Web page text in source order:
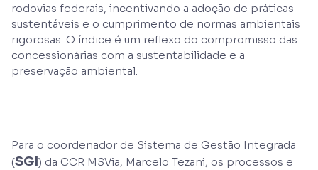
rodovias federais, incentivando a adoção de práticas
sustentáveis e o cumprimento de normas ambientais
rigorosas. O índice é um reflexo do compromisso das
concessionárias com a sustentabilidade e a
preservação ambiental.
Para o coordenador de Sistema de Gestão Integrada
(SGI) da CCR MSVia, Marcelo Tezani, os processos e